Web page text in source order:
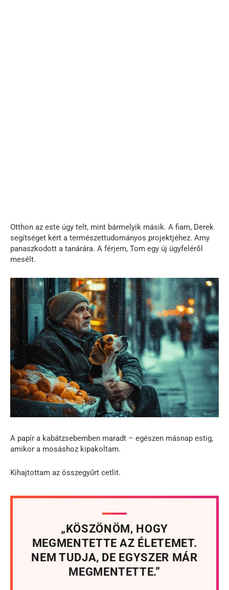
Otthon az este úgy telt, mint bármelyik másik. A fiam, Derek
segítséget kért a természettudományos projektjéhez. Amy
panaszkodott a tanárára. A férjem, Tom egy új ügyfeléről
mesélt.
A papír a kabátzsebemben maradt – egészen másnap estig,
amikor a mosáshoz kipakoltam.
Kihajtottam az összegyűrt cetlit.
„KÖSZÖNÖM, HOGY
MEGMENTETTE AZ ÉLETEMET.
NEM TUDJA, DE EGYSZER MÁR
MEGMENTETTE.”